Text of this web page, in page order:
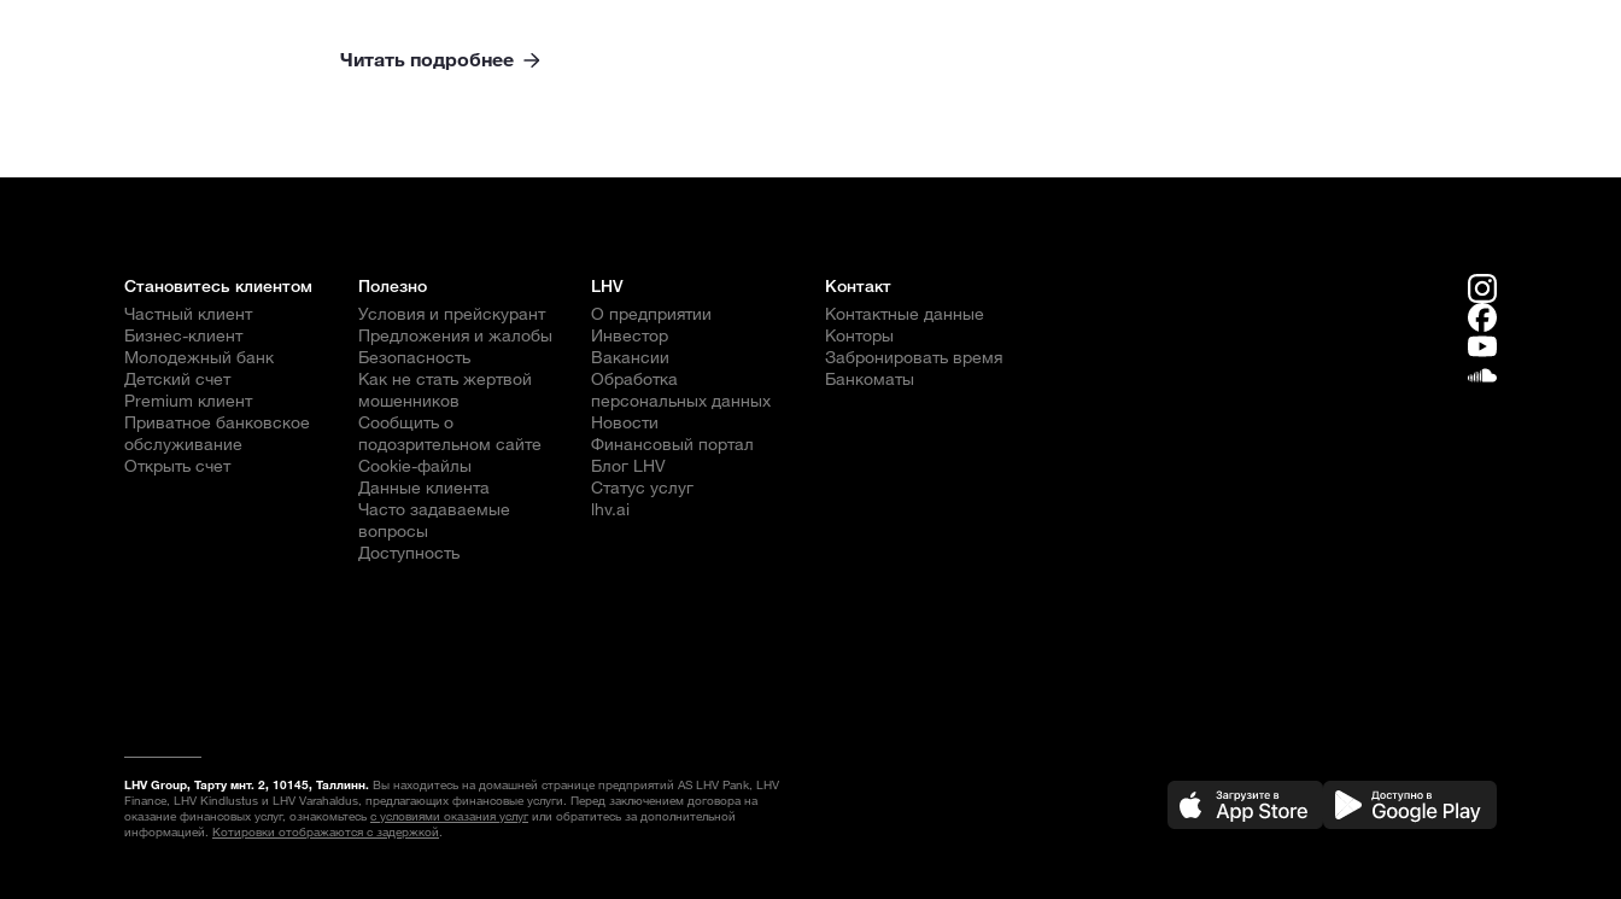
Читать подробнее
Становитесь клиентом
Частный клиент
Бизнес-клиент
Молодежный банк
Детский счет
Premium клиент
Приватное банковское
обслуживание
Открыть счет
Полезно
Условия и прейскурант
Предложения и жалобы
Безопасность
Как не стать жертвой
мошенников
Сообщить о
подозрительном сайте
Cookie-файлы
Данные клиента
Часто задаваемые
вопросы
Доступность
LHV
О предприятии
Инвестор
Вакансии
Обработка
персональных данных
Новости
Финансовый портал
Блог LHV
Статус услуг
lhv.ai
Контакт
Контактные данные
Конторы
Забронировать время
Банкоматы
LHV Group, Тарту мнт. 2, 10145, Таллинн. Вы находитесь на домашней странице предприятий AS LHV Pank, LHV
Finance, LHV Kindlustus и LHV Varahaldus, предлагающих финансовые услуги. Перед заключением договора на
оказание финансовых услуг, ознакомьтесь с условиями оказания услуг или обратитесь за дополнительной
информацией. Котировки отображаются с задержкой.